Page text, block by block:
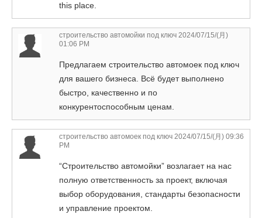
this place.
строительство автомойки под ключ 2024/07/15/(月)
01:06 PM
Предлагаем строительство автомоек под ключ
для вашего бизнеса. Всё будет выполнено
быстро, качественно и по
конкурентоспособным ценам.
строительство автомоек под ключ 2024/07/15/(月) 09:36
PM
“Строительство автомойки” возлагает на нас
полную ответственность за проект, включая
выбор оборудования, стандарты безопасности
и управление проектом.